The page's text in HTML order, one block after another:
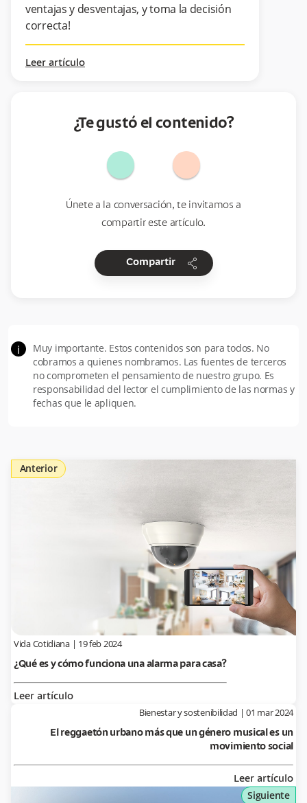
ventajas y desventajas, y toma la decisión
correcta!
Leer artículo
¿Te gustó el contenido?
Únete a la conversación, te invitamos a
compartir este artículo.
Compartir share
i
Muy importante. Estos contenidos son para todos. No
cobramos a quienes nombramos. Las fuentes de terceros
no comprometen el pensamiento de nuestro grupo. Es
responsabilidad del lector el cumplimiento de las normas y
fechas que le apliquen.
Anterior
Vida Cotidiana| 19 feb 2024
¿Qué es y cómo funciona una alarma para casa?
Leer artículo
Siguiente
Bienestar y sostenibilidad |01 mar 2024
El reggaetón urbano más que un género musical es un
movimiento social
Leer artículo